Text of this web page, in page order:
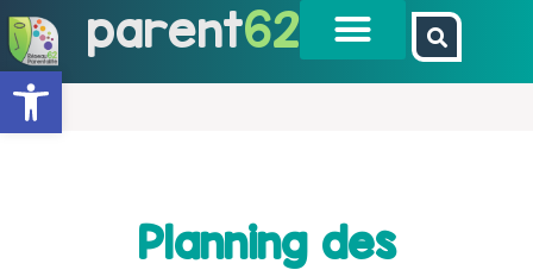
Ouvrir la barre d’outils
parent62
Planning des